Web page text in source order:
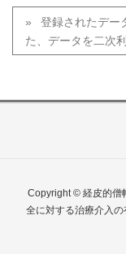
登録されたデー
た、データを二次
Copyright © 経皮的僧
全に対する治療介入